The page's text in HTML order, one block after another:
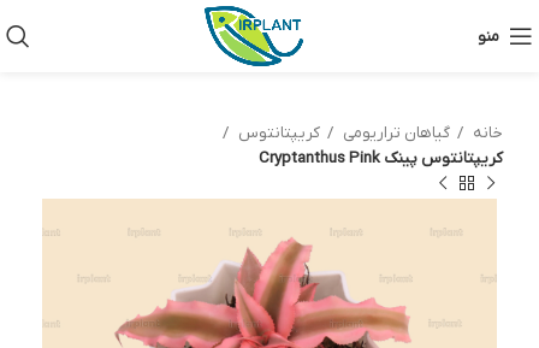
منو
خانه گیاهان تراریومی
کریپتانتوس
کریپتانتوس پینک Cryptanthus Pink